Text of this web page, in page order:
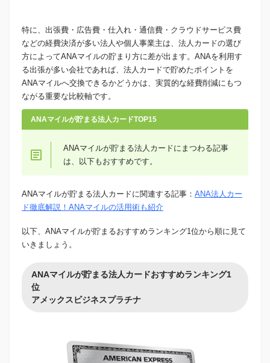
特に、出張費・広告費・仕入れ・通信費・クラウドサービス費
などの経費決済が多い法人や個人事業主は、法人カードの選び
方によってANAマイルの貯まり方に差が出ます。ANAを利用す
る出張が多い会社であれば、法人カードで貯めたポイントを
ANAマイルへ交換できるかどうかは、実質的な経費削減にもつ
ながる重要な比較軸です。
ANAマイルが貯まる法人カードTOP15
ANAマイルが貯まる法人カードにまつわる記事
は、以下もおすすめです。
ANAマイルが貯まる法人カードに関連する記事： ANA法人カー
ド徹底解説！ANAマイルの活用術も紹介
以下、ANAマイルが貯まるおすすめランキング1位から順に見て
いきましょう。
ANAマイルが貯まる法人カードおすすめランキング1
位
アメックスビジネスプラチナ